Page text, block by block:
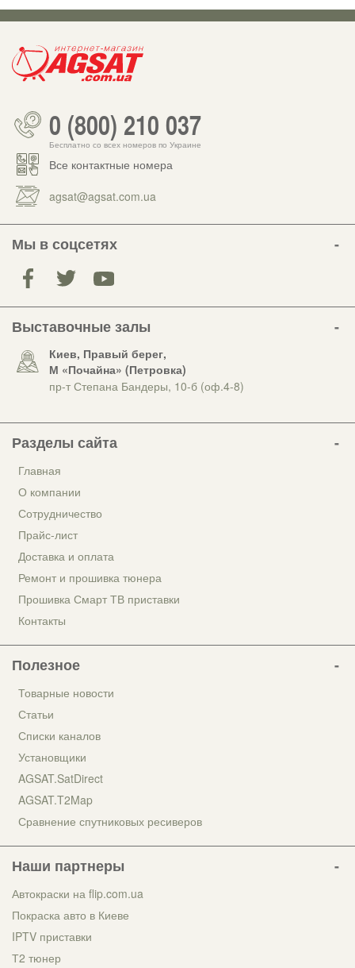
0 (800) 210 037
Бесплатно со всех номеров по Украине
Все контактные номера
agsat@agsat.com.ua
Мы в соцсетях
Выставочные залы
Киев, Правый берег,
М «Почайна» (Петровка)
пр-т Степана Бандеры, 10-б (оф.4-8)
Разделы сайта
Главная
О компании
Сотрудничество
Прайс-лист
Доставка и оплата
Ремонт и прошивка тюнера
Прошивка Смарт ТВ приставки
Контакты
Полезное
Товарные новости
Статьи
Списки каналов
Установщики
AGSAT.SatDirect
AGSAT.T2Map
Сравнение спутниковых ресиверов
Наши партнеры
Автокраски на flip.com.ua
Покраска авто в Киеве
IPTV приставки
Т2 тюнер